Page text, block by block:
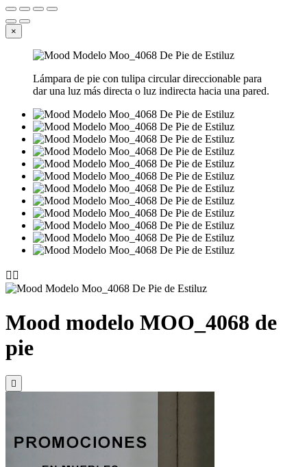
×
Lámpara de pie con tulipa circular direccionable para
dar una luz más directa o luz indirecta hacia una pared.
 
Mood modelo MOO_4068 de
pie
